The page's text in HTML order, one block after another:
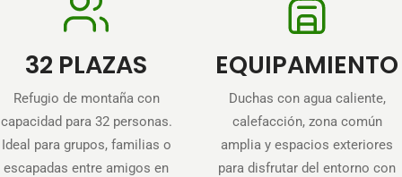
32 PLAZAS
Refugio de montaña con
capacidad para 32 personas.
Ideal para grupos, familias o
escapadas entre amigos en
EQUIPAMIENTO
Duchas con agua caliente,
calefacción, zona común
amplia y espacios exteriores
para disfrutar del entorno con